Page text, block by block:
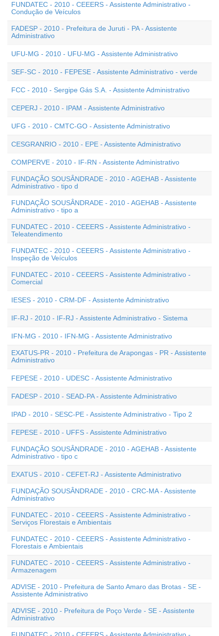
FUNDATEC - 2010 - CEEERS - Assistente Administrativo -
Condução de Veículos
FADESP - 2010 - Prefeitura de Juruti - PA - Assistente
Administrativo
UFU-MG - 2010 - UFU-MG - Assistente Administrativo
SEF-SC - 2010 - FEPESE - Assistente Administrativo - verde
FCC - 2010 - Sergipe Gás S.A. - Assistente Administrativo
CEPERJ - 2010 - IPAM - Assistente Administrativo
UFG - 2010 - CMTC-GO - Assistente Administrativo
CESGRANRIO - 2010 - EPE - Assistente Administrativo
COMPERVE - 2010 - IF-RN - Assistente Administrativo
FUNDAÇÃO SOUSÂNDRADE - 2010 - AGEHAB - Assistente
Administrativo - tipo d
FUNDAÇÃO SOUSÂNDRADE - 2010 - AGEHAB - Assistente
Administrativo - tipo a
FUNDATEC - 2010 - CEEERS - Assistente Administrativo -
Teleatendimento
FUNDATEC - 2010 - CEEERS - Assistente Administrativo -
Inspeção de Veículos
FUNDATEC - 2010 - CEEERS - Assistente Administrativo -
Comercial
IESES - 2010 - CRM-DF - Assistente Administrativo
IF-RJ - 2010 - IF-RJ - Assistente Administrativo - Sistema
IFN-MG - 2010 - IFN-MG - Assistente Administrativo
EXATUS-PR - 2010 - Prefeitura de Arapongas - PR - Assistente
Administrativo
FEPESE - 2010 - UDESC - Assistente Administrativo
FADESP - 2010 - SEAD-PA - Assistente Administrativo
IPAD - 2010 - SESC-PE - Assistente Administrativo - Tipo 2
FEPESE - 2010 - UFFS - Assistente Administrativo
FUNDAÇÃO SOUSÂNDRADE - 2010 - AGEHAB - Assistente
Administrativo - tipo c
EXATUS - 2010 - CEFET-RJ - Assistente Administrativo
FUNDAÇÃO SOUSÂNDRADE - 2010 - CRC-MA - Assistente
Administrativo
FUNDATEC - 2010 - CEEERS - Assistente Administrativo -
Serviços Florestais e Ambientais
FUNDATEC - 2010 - CEEERS - Assistente Administrativo -
Florestais e Ambientais
FUNDATEC - 2010 - CEEERS - Assistente Administrativo -
Armazenagem
ADVISE - 2010 - Prefeitura de Santo Amaro das Brotas - SE -
Assistente Administrativo
ADVISE - 2010 - Prefeitura de Poço Verde - SE - Assistente
Administrativo